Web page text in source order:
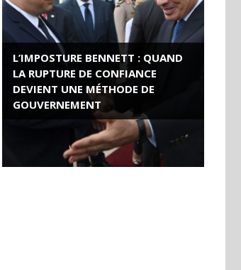
L’IMPOSTURE BENNETT : QUAND
LA RUPTURE DE CONFIANCE
DEVIENT UNE MÉTHODE DE
GOUVERNEMENT
ROSE VALLAND, HEROÏNE DE LA
RESISTANCE FRANÇAISE